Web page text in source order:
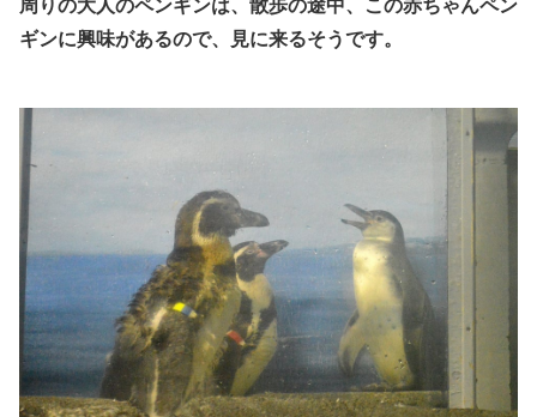
周りの大人のペンギンは、散歩の途中、この赤ちゃんペン
ギンに興味があるので、見に来るそうです。